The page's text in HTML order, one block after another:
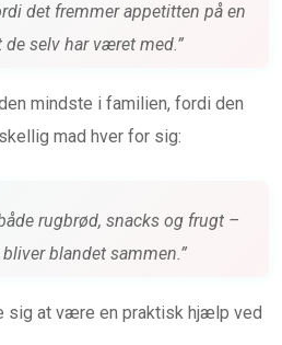
det fremmer appetitten på en
de selv har været med.”
mindste i familien, fordi den
mad hver for sig:
rugbrød, snacks og frugt –
blandet sammen.”
sig at være en praktisk hjælp ved